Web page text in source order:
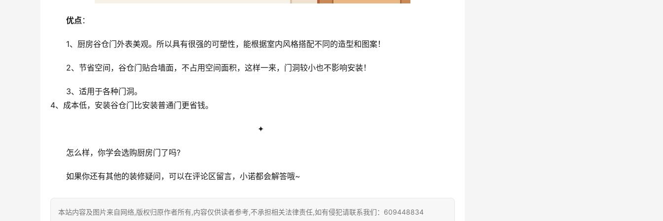
优点 ：
1、厨房谷仓门外表美观。所以具有很强的可塑性，能根据室内风格搭配不同的造型和图案！
2、节省空间，谷仓门贴合墙面，不占用空间面积，这样一来，门洞较小也不影响安装！
3、适用于各种门洞。
4、成本低，安装谷仓门比安装普通门更省钱。
✦
怎么样，你学会选购厨房门了吗?
如果你还有其他的装修疑问，可以在评论区留言，小诺都会解答哦~
本站内容及图片来自网络,版权归原作者所有,内容仅供读者参考,不承担相关法律责任,如有侵犯请联系我们：609448834